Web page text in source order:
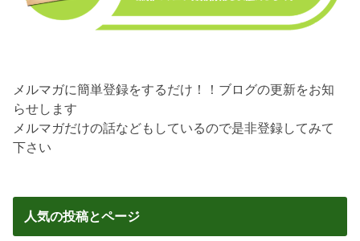
メルマガに簡単登録をするだけ！！ブログの更新をお知
らせします
メルマガだけの話などもしているので是非登録してみて
下さい
人気の投稿とページ